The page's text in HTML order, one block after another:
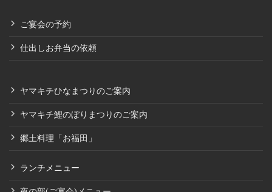
ご宴会の予約
仕出しお弁当の依頼
ヤマキチひなまつりのご案内
ヤマキチ鯉のぼりまつりのご案内
郷土料理「お福田」
ランチメニュー